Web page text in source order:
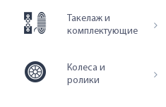
Такелаж и
комплектующие
Колеса и
ролики